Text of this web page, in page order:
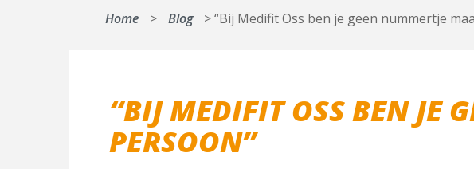
E-mail*
Home > Blog >“Bij Medifit Oss ben je geen nummertje
“BIJ MEDIFIT OSS BEN JE
PERSOON”